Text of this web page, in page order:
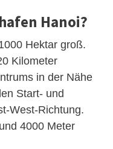
Hanoi?
Hektar groß.
Kilometer
in der Nähe
Start- und
West-Richtung.
4000 Meter